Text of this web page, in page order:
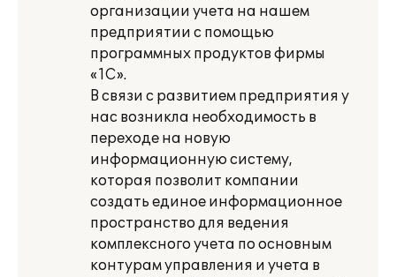
организации учета на нашем
предприятии с помощью
программных продуктов фирмы
«1С».
В связи с развитием предприятия у
нас возникла необходимость в
переходе на новую
информационную систему,
которая позволит компании
создать единое информационное
пространство для ведения
комплексного учета по основным
контурам управления и учета в